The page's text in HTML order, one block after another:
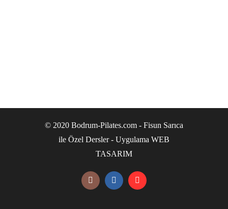
© 2020 Bodrum-Pilates.com - Fisun Sarıca
ile Özel Dersler - Uygulama WEB
TASARIM